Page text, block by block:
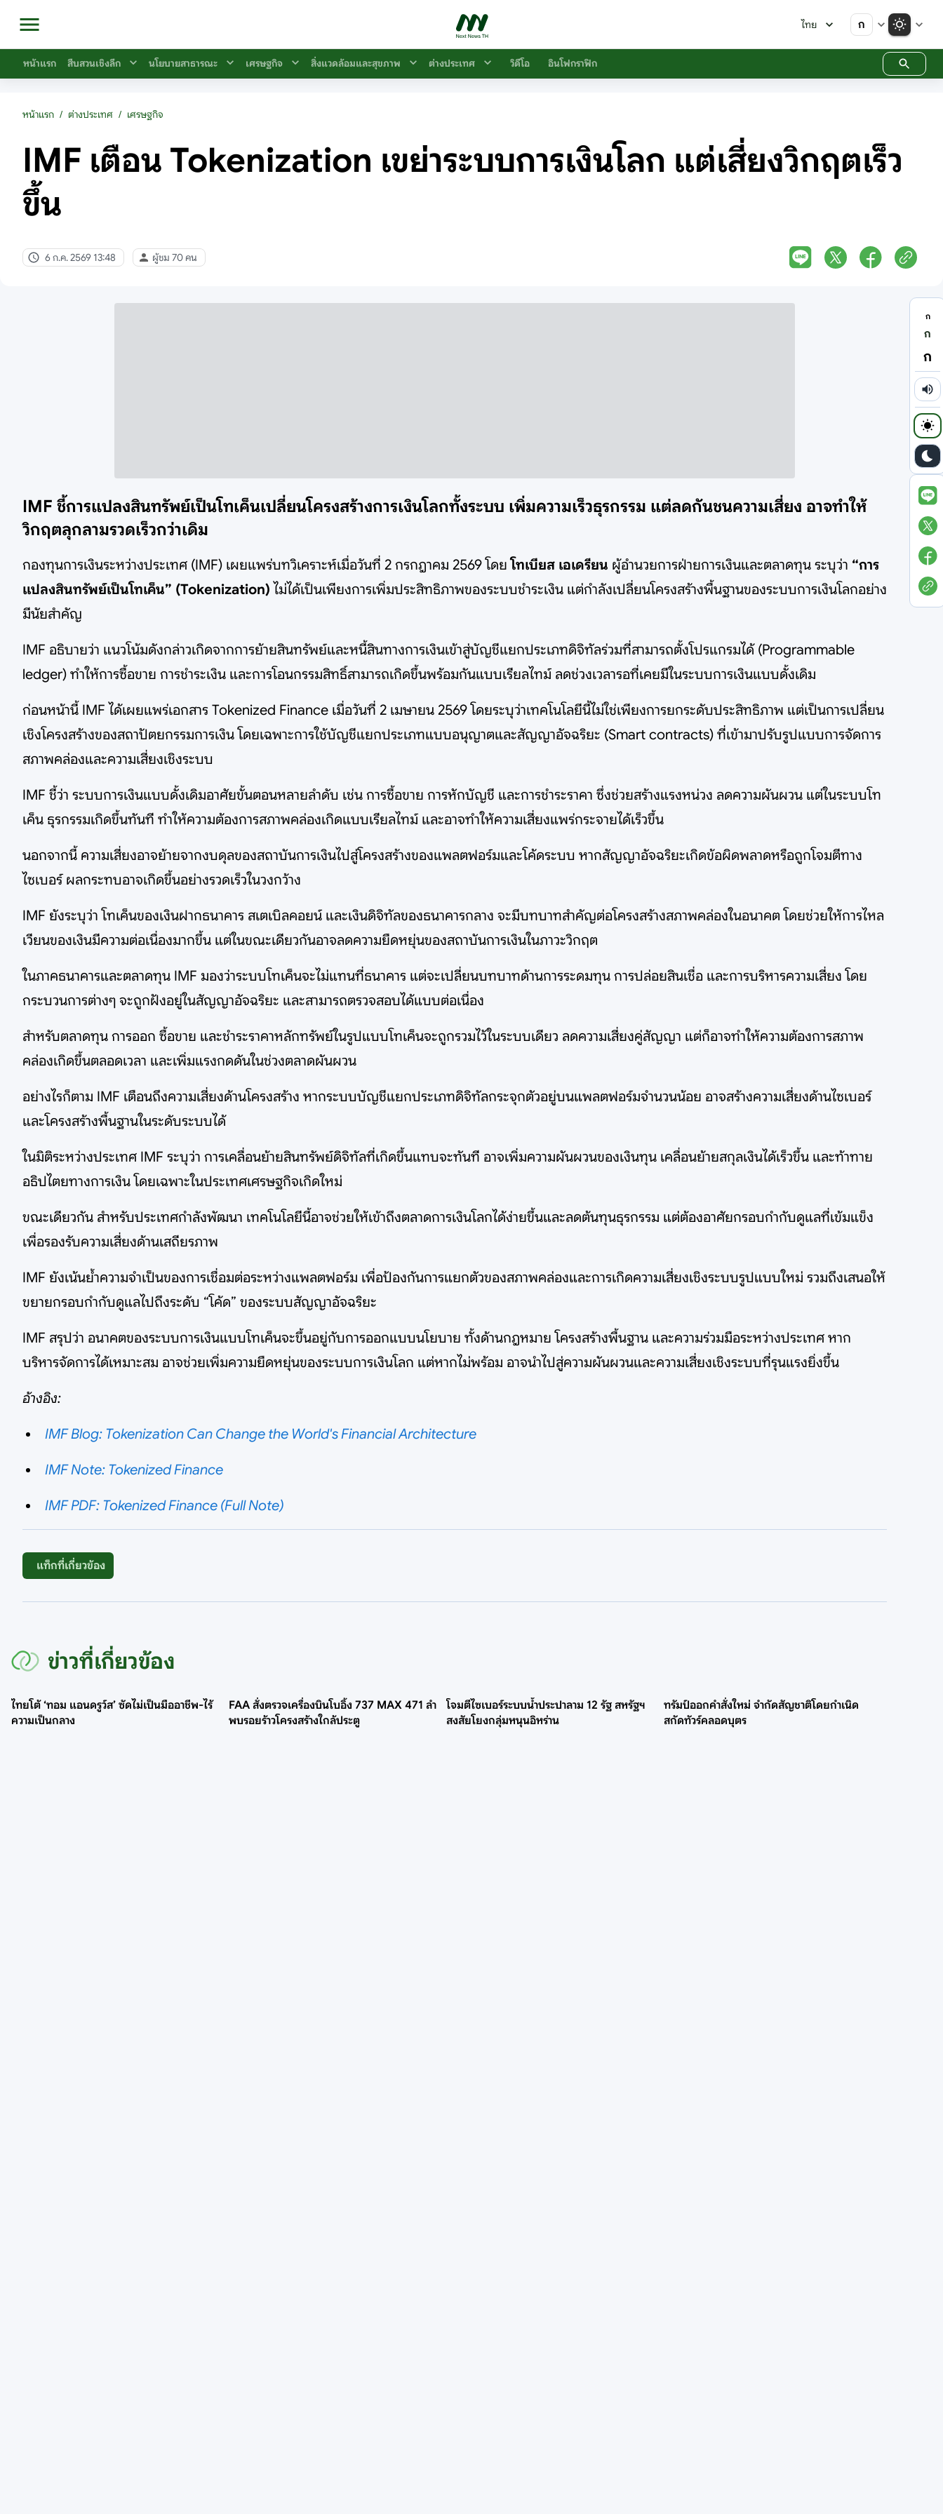
ไทย ก
หน้าแรก สืบสวนเชิงลึก นโยบายสาธารณะ เศรษฐกิจ สิ่งแวดล้อมและสุขภาพ ต่างประเทศ วิดีโอ อินโฟกราฟิก
หน้าแรก / ต่างประเทศ / เศรษฐกิจ
IMF เตือน Tokenization เขย่าระบบการเงินโลก แต่เสี่ยงวิกฤตเร็ว
ขึ้น
6 ก.ค. 2569 13:48 ผู้ชม 70 คน
IMF ชี้การแปลงสินทรัพย์เป็นโทเค็นเปลี่ยนโครงสร้างการเงินโลกทั้งระบบ เพิ่มความเร็วธุรกรรม แต่ลดกันชนความเสี่ยง อาจทำให้
วิกฤตลุกลามรวดเร็วกว่าเดิม
กองทุนการเงินระหว่างประเทศ (IMF) เผยแพร่บทวิเคราะห์เมื่อวันที่ 2 กรกฎาคม 2569 โดยโทเบียส เอเดรียน ผู้อำนวยการฝ่ายการเงินและตลาดทุน ระบุว่า “การ
แปลงสินทรัพย์เป็นโทเค็น” (Tokenization) ไม่ได้เป็นเพียงการเพิ่มประสิทธิภาพของระบบชำระเงิน แต่กำลังเปลี่ยนโครงสร้างพื้นฐานของระบบการเงินโลกอย่าง
มีนัยสำคัญ
IMF อธิบายว่า แนวโน้มดังกล่าวเกิดจากการย้ายสินทรัพย์และหนี้สินทางการเงินเข้าสู่บัญชีแยกประเภทดิจิทัลร่วมที่สามารถตั้งโปรแกรมได้ (Programmable
ledger) ทำให้การซื้อขาย การชำระเงิน และการโอนกรรมสิทธิ์สามารถเกิดขึ้นพร้อมกันแบบเรียลไทม์ ลดช่วงเวลารอที่เคยมีในระบบการเงินแบบดั้งเดิม
ก่อนหน้านี้ IMF ได้เผยแพร่เอกสาร Tokenized Finance เมื่อวันที่ 2 เมษายน 2569 โดยระบุว่าเทคโนโลยีนี้ไม่ใช่เพียงการยกระดับประสิทธิภาพ แต่เป็นการเปลี่ยน
เชิงโครงสร้างของสถาปัตยกรรมการเงิน โดยเฉพาะการใช้บัญชีแยกประเภทแบบอนุญาตและสัญญาอัจฉริยะ (Smart contracts) ที่เข้ามาปรับรูปแบบการจัดการ
สภาพคล่องและความเสี่ยงเชิงระบบ
IMF ชี้ว่า ระบบการเงินแบบดั้งเดิมอาศัยขั้นตอนหลายลำดับ เช่น การซื้อขาย การหักบัญชี และการชำระราคา ซึ่งช่วยสร้างแรงหน่วง ลดความผันผวน แต่ในระบบโท
เค็น ธุรกรรมเกิดขึ้นทันที ทำให้ความต้องการสภาพคล่องเกิดแบบเรียลไทม์ และอาจทำให้ความเสี่ยงแพร่กระจายได้เร็วขึ้น
นอกจากนี้ ความเสี่ยงอาจย้ายจากงบดุลของสถาบันการเงินไปสู่โครงสร้างของแพลตฟอร์มและโค้ดระบบ หากสัญญาอัจฉริยะเกิดข้อผิดพลาดหรือถูกโจมตีทาง
ไซเบอร์ ผลกระทบอาจเกิดขึ้นอย่างรวดเร็วในวงกว้าง
IMF ยังระบุว่า โทเค็นของเงินฝากธนาคาร สเตเบิลคอยน์ และเงินดิจิทัลของธนาคารกลาง จะมีบทบาทสำคัญต่อโครงสร้างสภาพคล่องในอนาคต โดยช่วยให้การไหล
เวียนของเงินมีความต่อเนื่องมากขึ้น แต่ในขณะเดียวกันอาจลดความยืดหยุ่นของสถาบันการเงินในภาวะวิกฤต
ในภาคธนาคารและตลาดทุน IMF มองว่าระบบโทเค็นจะไม่แทนที่ธนาคาร แต่จะเปลี่ยนบทบาทด้านการระดมทุน การปล่อยสินเชื่อ และการบริหารความเสี่ยง โดย
กระบวนการต่างๆ จะถูกฝังอยู่ในสัญญาอัจฉริยะ และสามารถตรวจสอบได้แบบต่อเนื่อง
สำหรับตลาดทุน การออก ซื้อขาย และชำระราคาหลักทรัพย์ในรูปแบบโทเค็นจะถูกรวมไว้ในระบบเดียว ลดความเสี่ยงคู่สัญญา แต่ก็อาจทำให้ความต้องการสภาพ
คล่องเกิดขึ้นตลอดเวลา และเพิ่มแรงกดดันในช่วงตลาดผันผวน
อย่างไรก็ตาม IMF เตือนถึงความเสี่ยงด้านโครงสร้าง หากระบบบัญชีแยกประเภทดิจิทัลกระจุกตัวอยู่บนแพลตฟอร์มจำนวนน้อย อาจสร้างความเสี่ยงด้านไซเบอร์
และโครงสร้างพื้นฐานในระดับระบบได้
ในมิติระหว่างประเทศ IMF ระบุว่า การเคลื่อนย้ายสินทรัพย์ดิจิทัลที่เกิดขึ้นแทบจะทันที อาจเพิ่มความผันผวนของเงินทุน เคลื่อนย้ายสกุลเงินได้เร็วขึ้น และท้าทาย
อธิปไตยทางการเงิน โดยเฉพาะในประเทศเศรษฐกิจเกิดใหม่
ขณะเดียวกัน สำหรับประเทศกำลังพัฒนา เทคโนโลยีนี้อาจช่วยให้เข้าถึงตลาดการเงินโลกได้ง่ายขึ้นและลดต้นทุนธุรกรรม แต่ต้องอาศัยกรอบกำกับดูแลที่เข้มแข็ง
เพื่อรองรับความเสี่ยงด้านเสถียรภาพ
IMF ยังเน้นย้ำความจำเป็นของการเชื่อมต่อระหว่างแพลตฟอร์ม เพื่อป้องกันการแยกตัวของสภาพคล่องและการเกิดความเสี่ยงเชิงระบบรูปแบบใหม่ รวมถึงเสนอให้
ขยายกรอบกำกับดูแลไปถึงระดับ “โค้ด” ของระบบสัญญาอัจฉริยะ
IMF สรุปว่า อนาคตของระบบการเงินแบบโทเค็นจะขึ้นอยู่กับการออกแบบนโยบาย ทั้งด้านกฎหมาย โครงสร้างพื้นฐาน และความร่วมมือระหว่างประเทศ หาก
บริหารจัดการได้เหมาะสม อาจช่วยเพิ่มความยืดหยุ่นของระบบการเงินโลก แต่หากไม่พร้อม อาจนำไปสู่ความผันผวนและความเสี่ยงเชิงระบบที่รุนแรงยิ่งขึ้น
อ้างอิง:
IMF Blog: Tokenization Can Change the World's Financial Architecture
IMF Note: Tokenized Finance
IMF PDF: Tokenized Finance (Full Note)
แท็กที่เกี่ยวข้อง
ก
ก
ก
ข่าวที่เกี่ยวข้อง
ไทยโต้ ‘ทอม แอนดรูว์ส’ ซัดไม่เป็นมืออาชีพ-ไร้
ความเป็นกลาง
FAA สั่งตรวจเครื่องบินโบอิ้ง 737 MAX 471 ลำ
พบรอยร้าวโครงสร้างใกล้ประตู
โจมตีไซเบอร์ระบบน้ำประปาลาม 12 รัฐ สหรัฐฯ
สงสัยโยงกลุ่มหนุนอิหร่าน
ทรัมป์ออกคำสั่งใหม่ จำกัดสัญชาติโดยกำเนิด
สกัดทัวร์คลอดบุตร